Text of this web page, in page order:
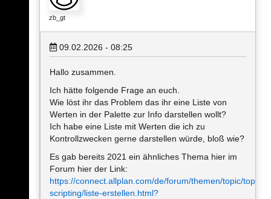
zb_gt
09.02.2026 - 08:25
Hallo zusammen.
Ich hätte folgende Frage an euch.
Wie löst ihr das Problem das ihr eine Liste von
Werten in der Palette zur Info darstellen wollt?
Ich habe eine Liste mit Werten die ich zu
Kontrollzwecken gerne darstellen würde, bloß wie?
Es gab bereits 2021 ein ähnliches Thema hier im
Forum hier der Link:
https://connect.allplan.com/de/forum/themen/topic/topics/
scripting/liste-erstellen.html?